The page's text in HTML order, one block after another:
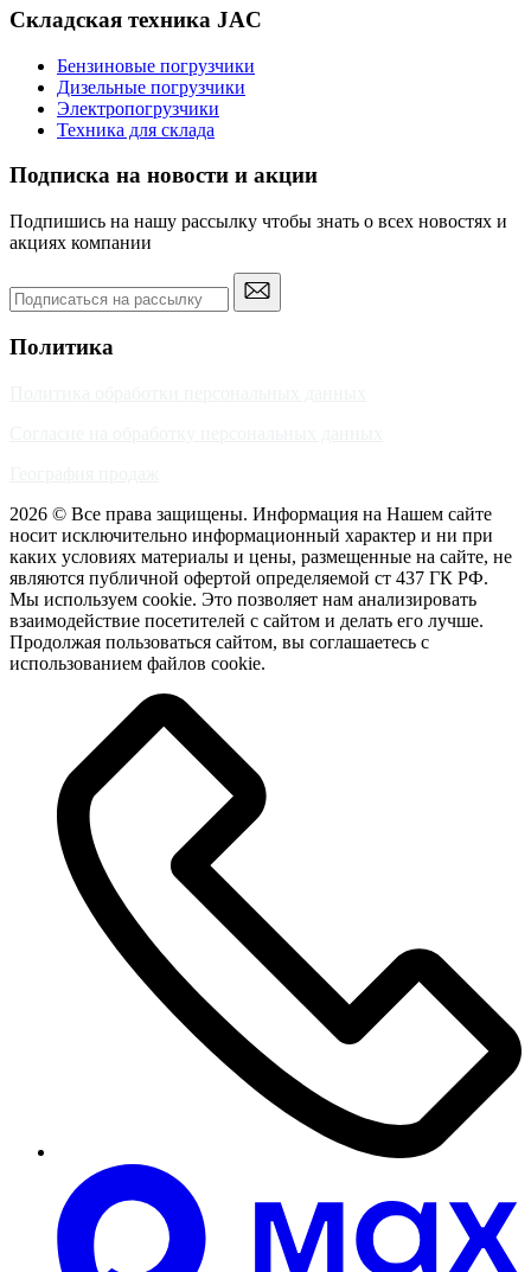
Складская техника JAC
Бензиновые погрузчики
Дизельные погрузчики
Электропогрузчики
Техника для склада
Подписка на новости и акции
Подпишись на нашу рассылку чтобы знать о всех новостях и
акциях компании
Политика
2026 © Все права защищены. Информация на Нашем сайте
носит исключительно информационный характер и ни при
каких условиях материалы и цены, размещенные на сайте, не
являются публичной офертой определяемой ст 437 ГК РФ.
Мы используем cookie. Это позволяет нам анализировать
взаимодействие посетителей с сайтом и делать его лучше.
Продолжая пользоваться сайтом, вы соглашаетесь с
использованием файлов cookie.